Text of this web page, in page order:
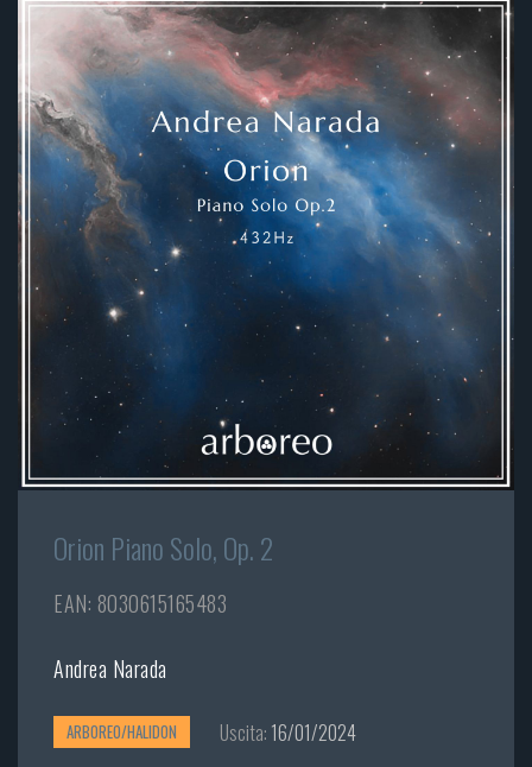
Orion Piano Solo, Op. 2
EAN: 8030615165483
Andrea Narada
ARBOREO/HALIDON Uscita: 16/01/2024